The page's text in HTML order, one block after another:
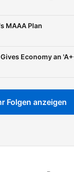
MAAA Plan
Economy an
Folgen anzeigen